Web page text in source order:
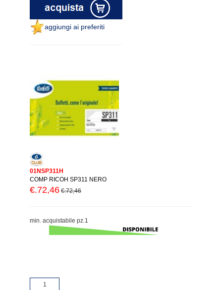
aggiungi ai preferiti
01NSP311H
COMP RICOH SP311 NERO
€.72,46 €.72,46
min. acquistabile pz.1